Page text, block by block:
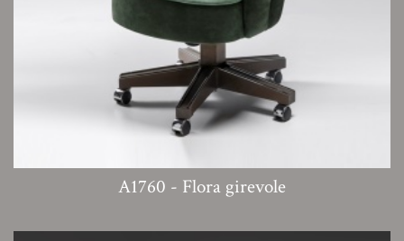
A1760 - Flora girevole